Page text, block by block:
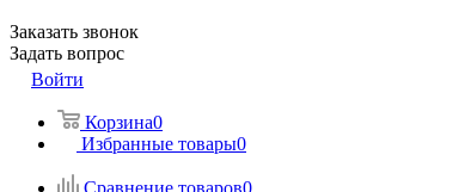
Заказать звонок
Задать вопрос
Войти
Корзина0
Избранные товары0
Сравнение товаров0